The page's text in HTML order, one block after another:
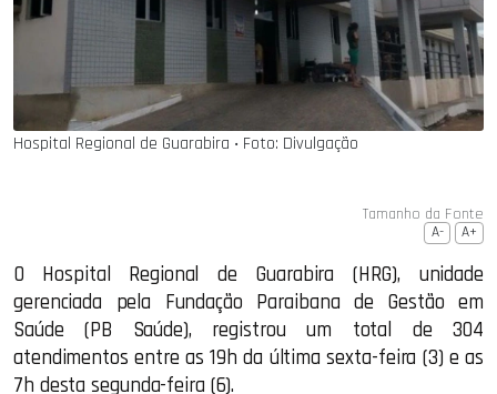
Hospital Regional de Guarabira ‧ Foto: Divulgação
Tamanho da Fonte
A- A+
O Hospital Regional de Guarabira (HRG), unidade
gerenciada pela Fundação Paraibana de Gestão em
Saúde (PB Saúde), registrou um total de 304
atendimentos entre as 19h da última sexta-feira (3) e as
7h desta segunda-feira (6).